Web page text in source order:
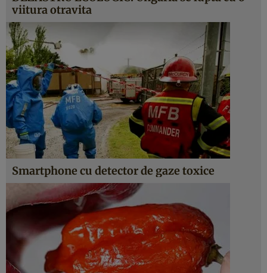
viitura otravita
Smartphone cu detector de gaze toxice